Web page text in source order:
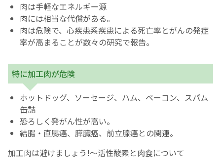
肉は手軽なエネルギー源
肉には相当な代償がある。
肉は危険で、心疾患系疾患による死亡率とがんの発症
率が高まることが数々の研究で報告。
特に加工肉が危険
ホットドッグ、ソーセージ、ハム、ベーコン、スパム
缶詰
恐ろしく発がん性が高い。
結腸・直腸癌、膵臓癌、前立腺癌との関連。
加工肉は避けましょう!～活性酸素と肉食について